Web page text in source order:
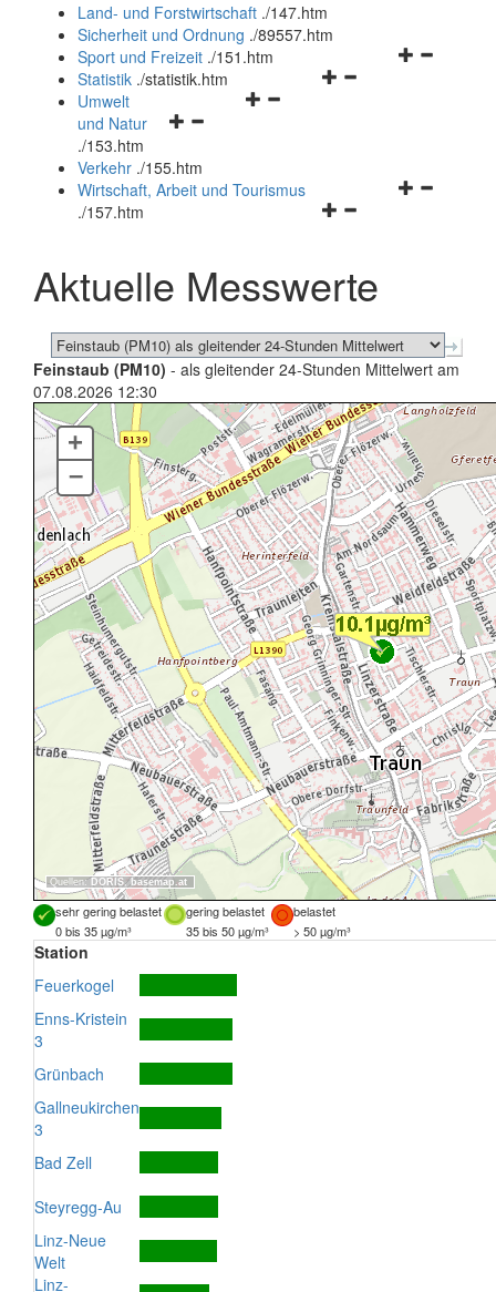
und
schließen
Land- und Forstwirtschaft ./147.htm
Sicherheit und Ordnung ./89557.htm
Navigationsmenü
Sport und Freizeit ./151.htm
Navigationsmenü
Statistik ./statistik.htm
Navigationsmenü
und
schließen
Umwelt
und Natur
./153.htm
Verkehr ./155.htm
Navigationsmenü
schließen
Wirtschaft, Arbeit und Tourismus
./157.htm
Aktuelle Messwerte
Feinstaub (PM10) - als gleitender 24-Stunden Mittelwert am
07.08.2026 12:30
Quellen: DORIS, basemap.at
+
–
sehr gering belastet gering belastet
belastet
0 bis 35 µg/m³
35 bis 50 µg/m³ > 50 µg/m³
Station
Feuerkogel
Enns-Kristein
3
Grünbach
Gallneukirchen
3
Bad Zell
Steyregg-Au
Linz-Neue
Welt
Linz-